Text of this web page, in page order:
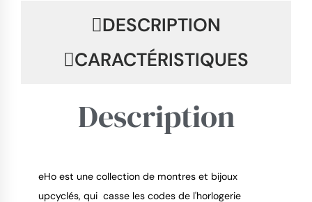
DESCRIPTION
CARACTÉRISTIQUES
Description
eHo est une collection de montres et bijoux
upcyclés, qui casse les codes de l'horlogerie